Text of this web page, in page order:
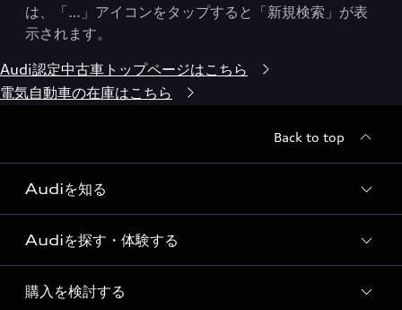
は、「…」アイコンをタップすると「新規検索」が表
示されます。
Audi認定中古車トップページはこちら
電気自動車の在庫はこちら
Back to top
Audiを知る
Audi ブランド
Story of Progress
Audiを探す・体験する
ディーラー検索
購入を検討する